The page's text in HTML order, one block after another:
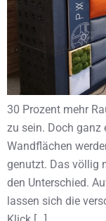
30 Prozent mehr
zu sein. Doch ganz
Wandflächen
genutzt. Das völlig
den Unterschied.
lassen sich die